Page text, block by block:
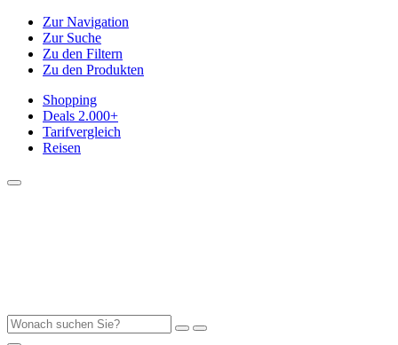
Zur Navigation
Zur Suche
Zu den Filtern
Zu den Produkten
Shopping
Deals 2.000+
Tarifvergleich
Reisen